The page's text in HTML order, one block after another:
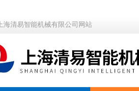
海清易智能机械有限公司网站